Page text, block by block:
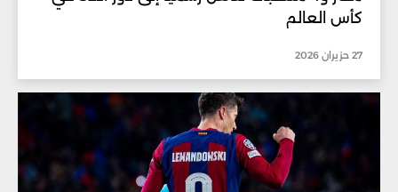
كأس العالم
27 حزيران 2026